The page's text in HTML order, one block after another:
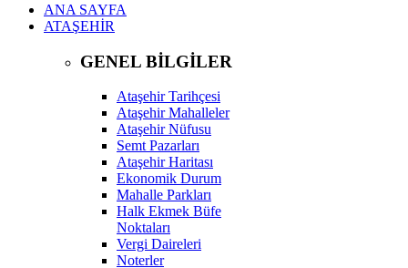
ANA SAYFA
ATAŞEHİR
GENEL BİLGİLER
Ataşehir Tarihçesi
Ataşehir Mahalleler
Ataşehir Nüfusu
Semt Pazarları
Ataşehir Haritası
Ekonomik Durum
Mahalle Parkları
Halk Ekmek Büfe
Noktaları
Vergi Daireleri
Noterler